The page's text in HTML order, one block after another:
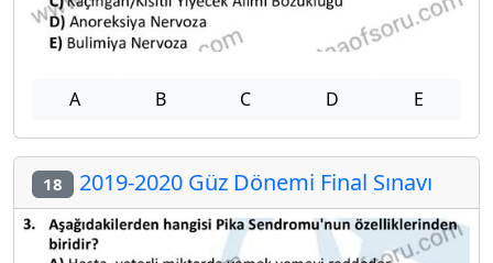
A B C D E
18 2019-2020 Güz Dönemi Final Sınavı